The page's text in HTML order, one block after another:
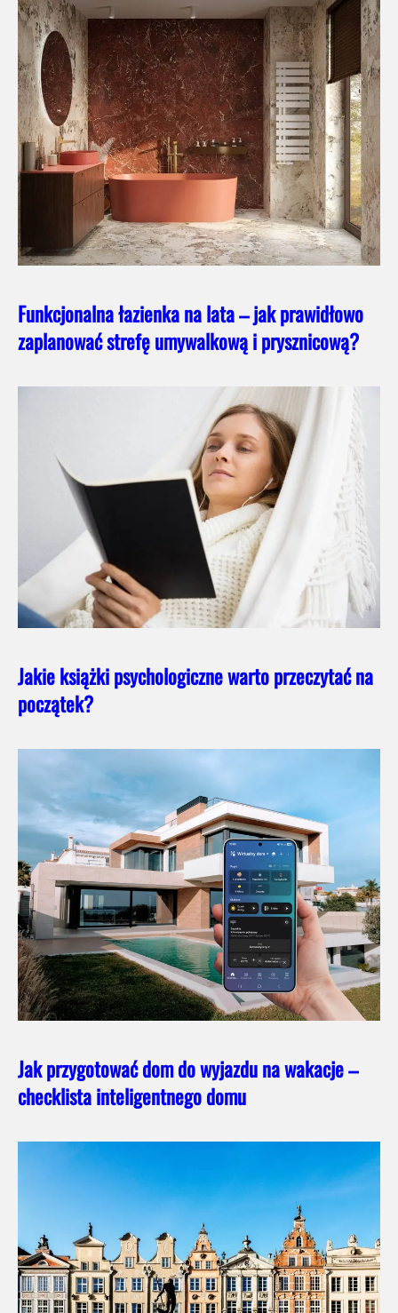
Funkcjonalna łazienka na lata – jak prawidłowo
zaplanować strefę umywalkową i prysznicową?
Jakie książki psychologiczne warto przeczytać na
początek?
Jak przygotować dom do wyjazdu na wakacje –
checklista inteligentnego domu